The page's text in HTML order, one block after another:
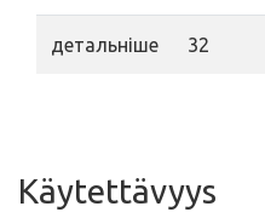
детальніше 32
Käytettävyys